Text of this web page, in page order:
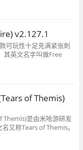
库中选择和搭配技
v2.127.1
可玩性十足充满紧张刺
其英文名字叫做Free
，能够
of Themis)
Themis)是由米哈游研发
又称Tears of Themis。
期，与每一位男主的